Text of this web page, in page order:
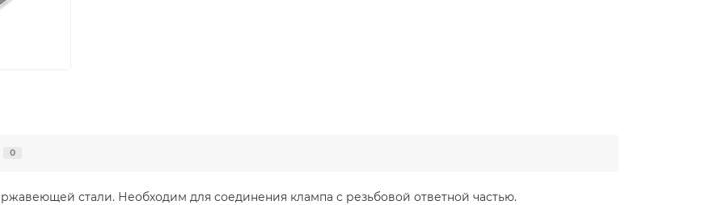
0
стали. Необходим для соединения клампа с резьбовой ответной частью.